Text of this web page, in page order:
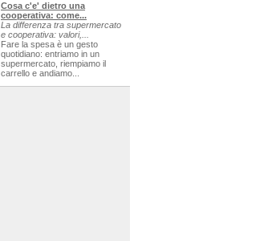
Cosa c'e' dietro una
cooperativa: come...
La differenza tra supermercato
e cooperativa: valori,...
Fare la spesa è un gesto
quotidiano: entriamo in un
supermercato, riempiamo il
carrello e andiamo...